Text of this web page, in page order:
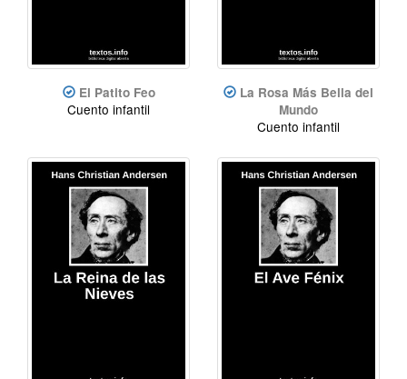
El Patito Feo
Cuento infantil
La Rosa Más Bella del
Mundo
Cuento infantil